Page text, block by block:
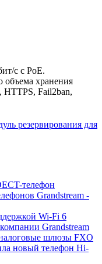
с с PoE.
объема хранения
HTTPS, Fail2ban,
телефон
Grandstream -
Wi-Fi 6
Grandstream
шлюзы FXO
новый телефон Hi-